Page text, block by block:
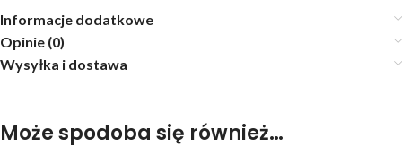
Informacje dodatkowe
Opinie (0)
Wysyłka i dostawa
Może spodoba się również…